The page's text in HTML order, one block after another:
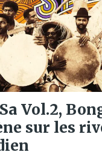
Vol.2,
sur les